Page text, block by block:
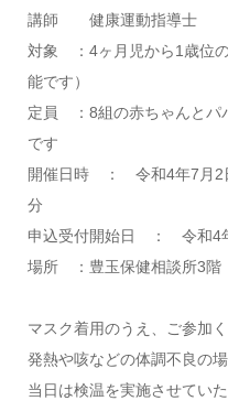
講師 健康運動指導士
対象 ：4ヶ月児から1歳位
能です）
定員 ：8組の赤ちゃんとパ
です
開催日時 ： 令和4年7月2
分
申込受付開始日 ： 令和4
場所 ：豊玉保健相談所3階
マスク着用のうえ、ご参加く
発熱や咳などの体調不良の
当日は検温を実施させていた